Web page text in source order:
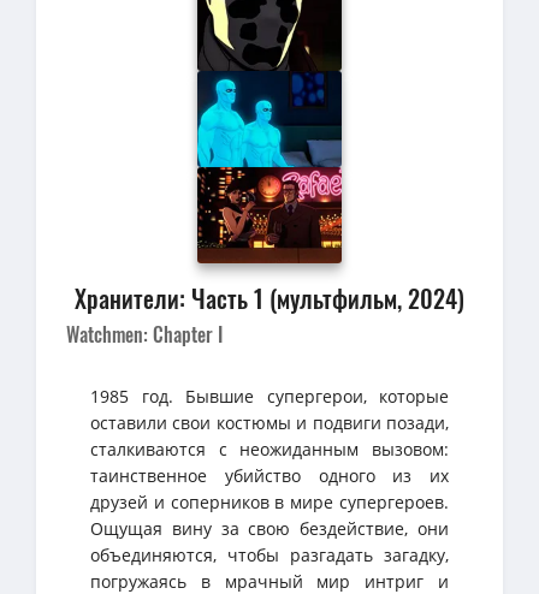
Хранители: Часть 1 (мультфильм, 2024)
Watchmen: Chapter I
1985 год. Бывшие супергерои, которые
оставили свои костюмы и подвиги позади,
сталкиваются с неожиданным вызовом:
таинственное убийство одного из их
друзей и соперников в мире супергероев.
Ощущая вину за свою бездействие, они
объединяются, чтобы разгадать загадку,
погружаясь в мрачный мир интриг и